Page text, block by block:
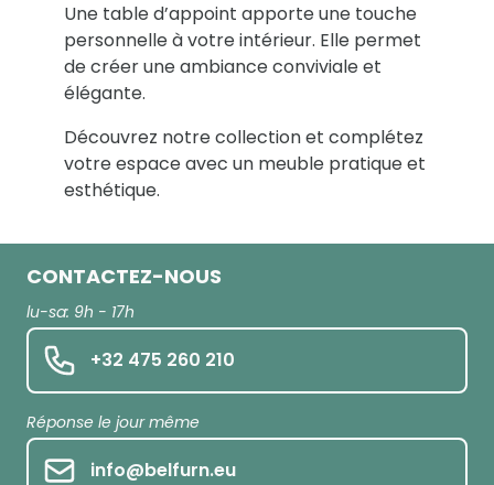
Une table d’appoint apporte une touche
personnelle à votre intérieur. Elle permet
de créer une ambiance conviviale et
élégante.
Découvrez notre collection et complétez
votre espace avec un meuble pratique et
esthétique.
CONTACTEZ-NOUS
lu-sa: 9h - 17h
+32 475 260 210
Réponse le jour même
info@belfurn.eu